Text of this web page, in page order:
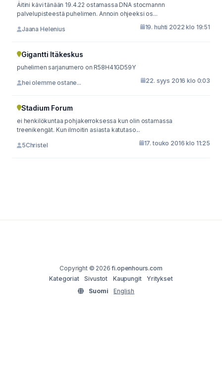
Äitini kävi tänään 19.4.22 ostamassa DNA stocmannn
palvelupisteestä puhelimen. Annoin ohjeeksi os...
Jaana Helenius 19. huhti 2022 klo 19:51
Gigantti Itäkeskus
puhelimen sarjanumero on R58H41GD59Y
hei olemme ostane... 22. syys 2016 klo 0:03
Stadium Forum
ei henkilökuntaa pohjakerroksessa kun olin ostamassa
treenikengät. Kun ilmoitin asiasta katutaso...
5Christel 17. touko 2016 klo 11:25
Copyright © 2026fi.openhours.com
Kategoriat
Sivustot Kaupungit
Yritykset
Suomi
English